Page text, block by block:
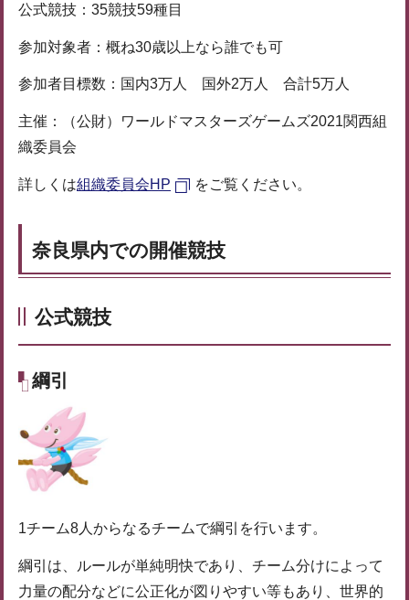
公式競技：35競技59種目
参加対象者：概ね30歳以上なら誰でも可
参加者目標数：国内3万人 国外2万人 合計5万人
主催：（公財）ワールドマスターズゲームズ2021関西組
織委員会
詳しくは組織委員会HP をご覧ください。
奈良県内での開催競技
公式競技
綱引
1チーム8人からなるチームで綱引を行います。
綱引は、ルールが単純明快であり、チーム分けによって
力量の配分などに公正化が図りやすい等もあり、世界的